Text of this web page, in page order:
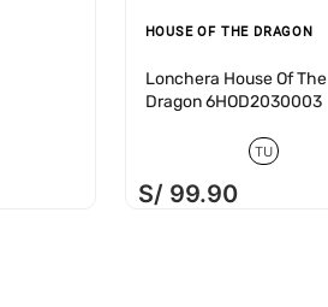
HOUSE OF THE DRAGON
Lonchera House Of The
Dragon 6HOD2030003
TU
S/ 99.90